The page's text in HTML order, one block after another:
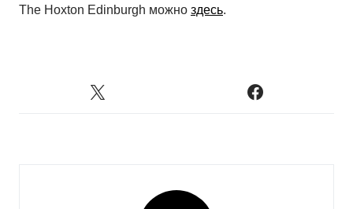
The Hoxton Edinburgh можно здесь.